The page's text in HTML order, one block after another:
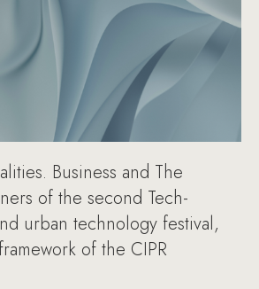
Business and The
of the second Tech-
urban technology festival,
of the CIPR